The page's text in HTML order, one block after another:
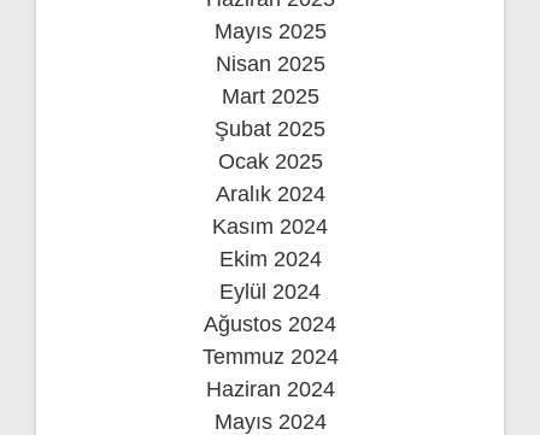
Mayıs 2025
Nisan 2025
Mart 2025
Şubat 2025
Ocak 2025
Aralık 2024
Kasım 2024
Ekim 2024
Eylül 2024
Ağustos 2024
Temmuz 2024
Haziran 2024
Mayıs 2024